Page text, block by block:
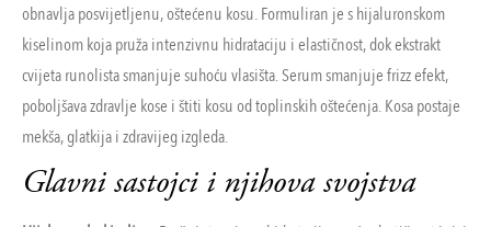
obnavlja posvijetljenu, oštećenu kosu. Formuliran je s hijaluronskom
kiselinom koja pruža intenzivnu hidrataciju i elastičnost, dok ekstrakt
cvijeta runolista smanjuje suhoću vlasišta. Serum smanjuje frizz efekt,
poboljšava zdravlje kose i štiti kosu od toplinskih oštećenja. Kosa postaje
mekša, glatkija i zdravijeg izgleda.
Glavni sastojci i njihova svojstva